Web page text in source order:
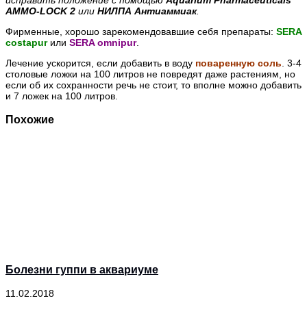
AMMO-LOCK 2 или НИЛПА Антиаммиак.
Фирменные, хорошо зарекомендовавшие себя препараты: SERA
costapurили SERA omnipur.
Лечение ускорится, если добавить в воду поваренную соль. 3-4
столовые ложки на 100 литров не повредят даже растениям, но
если об их сохранности речь не стоит, то вполне можно добавить
и 7 ложек на 100 литров.
Похожие
Болезни гуппи в аквариуме
11.02.2018